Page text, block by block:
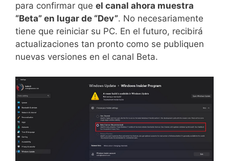
para confirmar que el canal ahora muestra
“Beta” en lugar de “Dev”. No necesariamente
tiene que reiniciar su PC. En el futuro, recibirá
actualizaciones tan pronto como se publiquen
nuevas versiones en el canal Beta.